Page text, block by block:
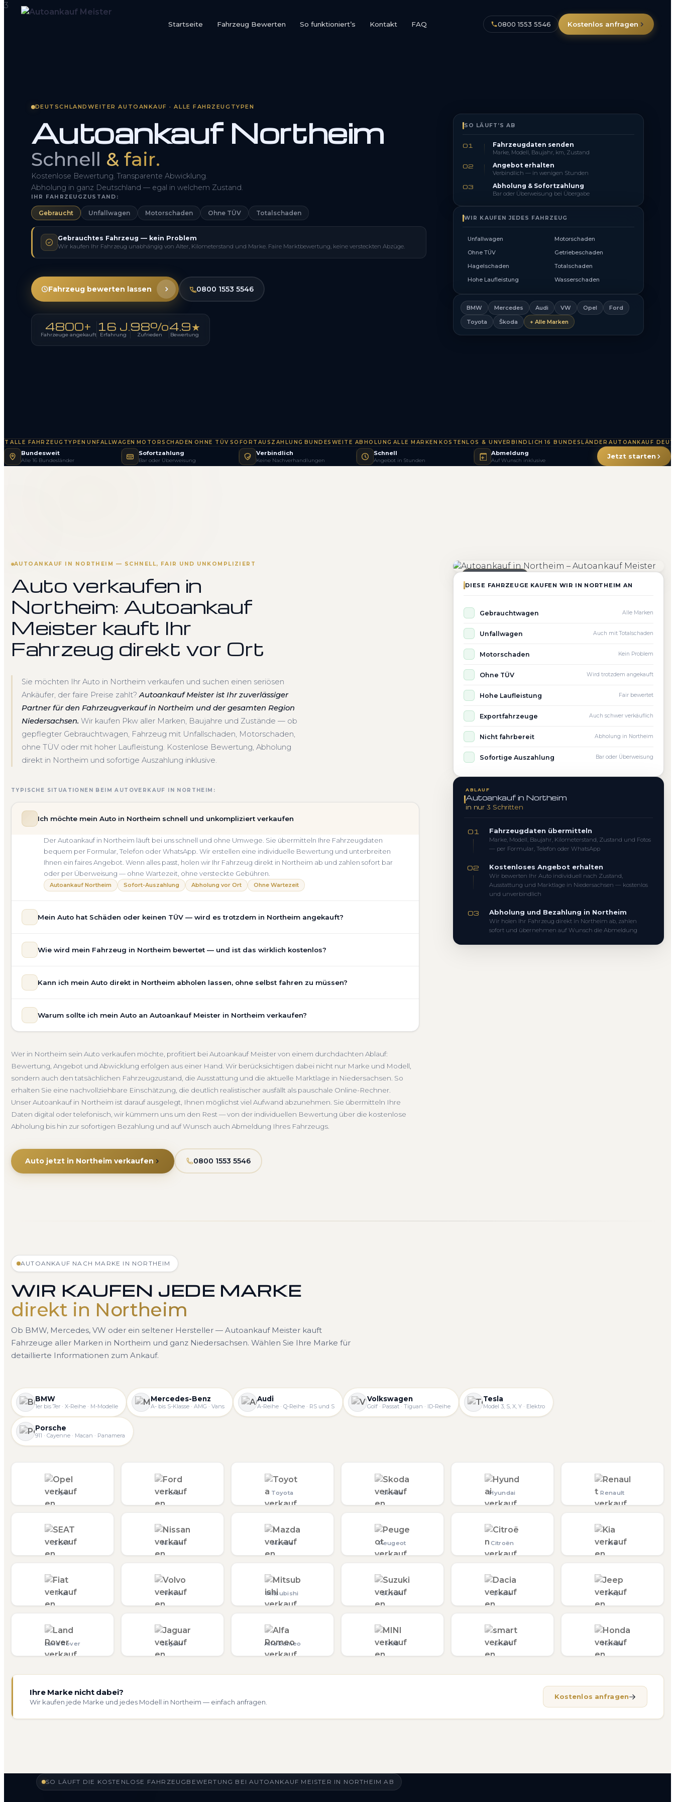
Startseite Fahrzeug Bewerten So funktioniert’s Kontakt FAQ 0800 1553 5546 Kostenlos anfragen
So funktioniert’s
Kostenlos anfragen
DEUTSCHLANDWEITER AUTOANKAUF · ALLE FAHRZEUGTYPEN
Autoankauf Northeim
Schnell & fair.
Kostenlose Bewertung. Transparente Abwicklung.
Abholung in ganz Deutschland — egal in welchem Zustand.
IHR FAHRZEUGZUSTAND:
Gebraucht Unfallwagen Motorschaden Ohne TÜV Totalschaden
Gebrauchtes Fahrzeug — kein Problem
Wir kaufen Ihr Fahrzeug unabhängig von Alter, Kilometerstand und Marke. Faire Marktbewertung, keine versteckten Abzüge.
Fahrzeug bewerten lassen 0800 1553 5546
4800+
Fahrzeuge angekauft
16 J.
Erfahrung
98%
Zufrieden
4.9★
Bewertung
SO LÄUFT’S AB
01 Fahrzeugdaten senden
Marke, Modell, Baujahr, km, Zustand
02 Angebot erhalten
Verbindlich — in wenigen Stunden
03 Abholung & Sofortzahlung
Bar oder Überweisung bei Übergabe
WIR KAUFEN JEDES FAHRZEUG
Unfallwagen
Motorschaden
Ohne TÜV
Getriebeschaden
Hagelschaden
Totalschaden
Hohe Laufleistung
Wasserschaden
BMW Mercedes Audi VW Opel
Ford
Toyota
Škoda + Alle Marken
FAHRZEUGTYPEN ·UNFALLWAGEN ·MOTORSCHADEN ·OHNE TÜV·SOFORTAUSZAHLUNG BUNDESWEITE ABHOLUNG ALLE MARKENKOSTENLOS & UNVERBINDLICH·16 BUNDESLÄNDER·AUTOANKAUF
Bundesweit
Alle 16 Bundesländer
Sofortzahlung
Bar oder Überweisung
Verbindlich
Keine Nachverhandlungen
Schnell
Angebot in Stunden
Abmeldung
Auf Wunsch inklusive Jetzt starten
AUTOANKAUF IN NORTHEIM — SCHNELL, FAIR UND UNKOMPLIZIERT
Auto verkaufen in
Northeim: Autoankauf
Meister kauft Ihr
Fahrzeug direkt vor Ort
Sie möchten Ihr Auto in Northeim verkaufen und suchen einen seriösen
Ankäufer, der faire Preise zahlt?Autoankauf Meister ist Ihr zuverlässiger
Partner für den Fahrzeugverkauf in Northeim und der gesamten Region
Niedersachsen. Wir kaufen Pkw aller Marken, Baujahre und Zustände — ob
gepflegter Gebrauchtwagen, Fahrzeug mit Unfallschaden, Motorschaden,
ohne TÜV oder mit hoher Laufleistung. Kostenlose Bewertung, Abholung
direkt in Northeim und sofortige Auszahlung inklusive.
TYPISCHE SITUATIONEN BEIM AUTOVERKAUF IN NORTHEIM:
Ich möchte mein Auto in Northeim schnell und unkompliziert verkaufen
Der Autoankauf in Northeim läuft bei uns schnell und ohne Umwege. Sie übermitteln Ihre Fahrzeugdaten
bequem per Formular, Telefon oder WhatsApp. Wir erstellen eine individuelle Bewertung und unterbreiten
Ihnen ein faires Angebot. Wenn alles passt, holen wir Ihr Fahrzeug direkt in Northeim ab und zahlen sofort bar
oder per Überweisung — ohne Wartezeit, ohne versteckte Gebühren.
Autoankauf Northeim Sofort-Auszahlung Abholung vor Ort Ohne Wartezeit
Mein Auto hat Schäden oder keinen TÜV — wird es trotzdem in Northeim angekauft?
allgemeinem Reparaturbedarf direkt in Northeim an. Der Zustand Ihres Fahrzeugs fließt transparent in unsere
Unfallwagen Northeim Motorschaden Ohne TÜV Getriebeschaden Faire Bewertung
Wie wird mein Fahrzeug in Northeim bewertet — und ist das wirklich kostenlos?
prüfen Marke, Modell, Baujahr, Kilometerstand, Ausstattung, Pflegezustand und die aktuelle Marktlage. So
Kostenlose Bewertung Marktwert Northeim Unverbindlich Seriöse Einschätzung
Kann ich mein Auto direkt in Northeim abholen lassen, ohne selbst fahren zu müssen?
Adresse — egal ob zu Hause, am Arbeitsplatz oder an einem Treffpunkt Ihrer Wahl in Northeim und Umgebung.
Warum sollte ich mein Auto an Autoankauf Meister in Northeim verkaufen?
verbindliches Angebot und auf Wunsch den kompletten Service von der Abholung bis zur Abmeldung. Über
4.800 zufriedene Kunden sprechen für sich.
Seit 2010 4.800+ Ankäufe Komplettservice Niedersachsen
Wer in Northeim sein Auto verkaufen möchte, profitiert bei Autoankauf Meister von einem durchdachten Ablauf:
Bewertung, Angebot und Abwicklung erfolgen aus einer Hand. Wir berücksichtigen dabei nicht nur Marke und Modell,
sondern auch den tatsächlichen Fahrzeugzustand, die Ausstattung und die aktuelle Marktlage in Niedersachsen. So
erhalten Sie eine nachvollziehbare Einschätzung, die deutlich realistischer ausfällt als pauschale Online-Rechner.
Unser Autoankauf in Northeim ist darauf ausgelegt, Ihnen möglichst viel Aufwand abzunehmen. Sie übermitteln Ihre
Daten digital oder telefonisch, wir kümmern uns um den Rest — von der individuellen Bewertung über die kostenlose
Abholung bis hin zur sofortigen Bezahlung und auf Wunsch auch Abmeldung Ihres Fahrzeugs.
Auto jetzt in Northeim verkaufen 0800 1553 5546
DIESE FAHRZEUGE KAUFEN WIR IN NORTHEIM AN
Gebrauchtwagen Alle Marken
Unfallwagen Auch mit Totalschaden
Motorschaden Kein Problem
Ohne TÜV Wird trotzdem angekauft
Hohe Laufleistung Fair bewertet
Exportfahrzeuge Auch schwer verkäuflich
Nicht fahrbereit Abholung in Northeim
Sofortige Auszahlung Bar oder Überweisung
ABLAUF
Autoankauf in Northeim
in nur 3 Schritten
01 Fahrzeugdaten übermitteln
Marke, Modell, Baujahr, Kilometerstand, Zustand und Fotos
— per Formular, Telefon oder WhatsApp
02 Kostenloses Angebot erhalten
Wir bewerten Ihr Auto individuell nach Zustand,
Ausstattung und Marktlage in Niedersachsen — kostenlos
und unverbindlich
03 Abholung und Bezahlung in Northeim
Wir holen Ihr Fahrzeug direkt in Northeim ab, zahlen
sofort und übernehmen auf Wunsch die Abmeldung
AUTOANKAUF NACH MARKE IN NORTHEIM
WIR KAUFEN JEDE MARKE
direkt in Northeim
Ob BMW, Mercedes, VW oder ein seltener Hersteller — Autoankauf Meister kauft
Fahrzeuge aller Marken in Northeim und ganz Niedersachsen. Wählen Sie Ihre Marke für
detaillierte Informationen zum Ankauf.
BMW
1er bis 7er · X-Reihe · M-Modelle
Mercedes-Benz
A- bis S-Klasse · AMG · Vans
Audi
A-Reihe · Q-Reihe · RS und S
Volkswagen
Golf · Passat · Tiguan · ID-Reihe
Tesla
Model 3, S, X, Y · Elektro
Porsche
911 · Cayenne · Macan · Panamera
Opel Ford Toyota Skoda Hyundai Renault
SEAT Nissan Mazda Peugeot Citroën Kia
Fiat Volvo Mitsubishi Suzuki Dacia Jeep
Land Rover Jaguar Alfa Romeo MINI smart Honda
Ihre Marke nicht dabei?
Wir kaufen jede Marke und jedes Modell in Northeim — einfach anfragen.
Kostenlos anfragen
SO LÄUFT DIE KOSTENLOSE FAHRZEUGBEWERTUNG BEI AUTOANKAUF MEISTER IN NORTHEIM AB